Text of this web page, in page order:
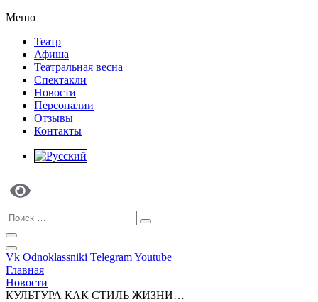
Меню
Театр
Афиша
Театральная весна
Спектакли
Новости
Персоналии
Отзывы
Контакты
Vk Odnoklassniki TelegramYoutube
Главная
Новости
КУЛЬТУРА КАК СТИЛЬ ЖИЗНИ…